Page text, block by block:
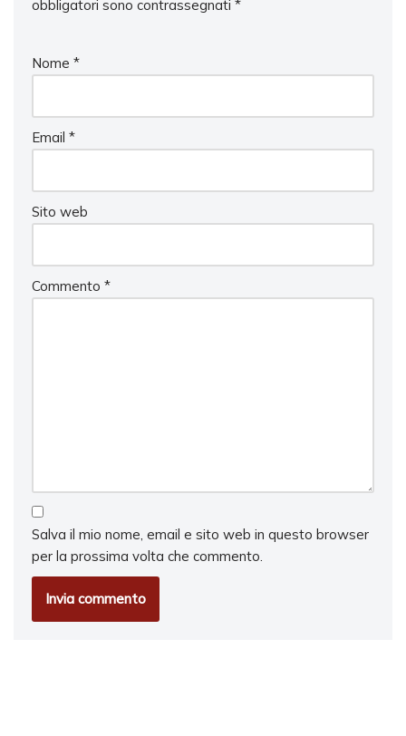
obbligatori sono contrassegnati *
Nome *
Email *
Sito web
Commento *
Salva il mio nome, email e sito web in questo browser
per la prossima volta che commento.